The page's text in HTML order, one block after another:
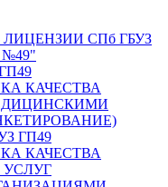
СПб ГБУЗ
№49"
КАЧЕСТВА
ГП49
КАЧЕСТВА